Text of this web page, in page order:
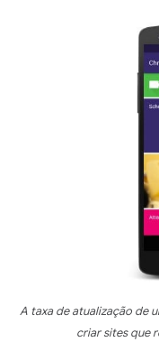
A taxa de atualização de
criar sites que